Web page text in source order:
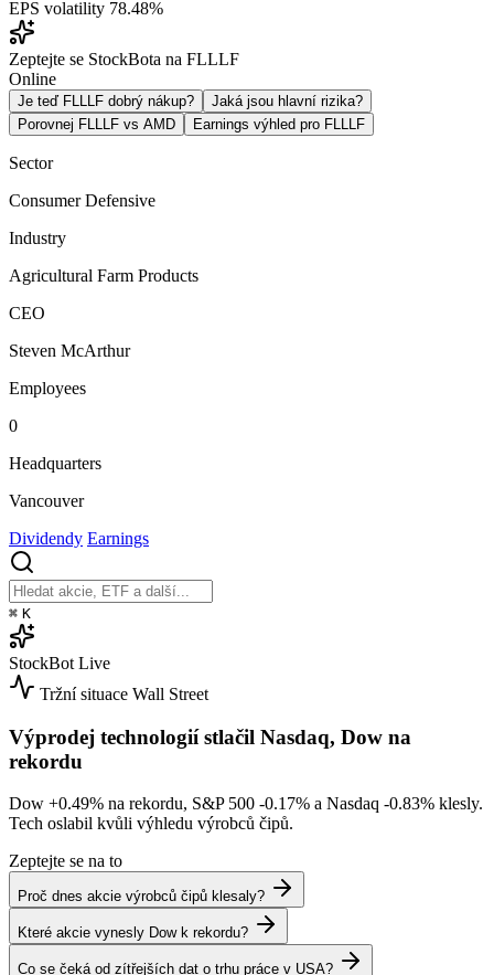
EPS volatility 78.48%
Zeptejte se StockBota na FLLLF
Online
Je teď FLLLF dobrý nákup?
Jaká jsou hlavní rizika?
Porovnej FLLLF vs AMD
Earnings výhled pro FLLLF
Sector
Consumer Defensive
Industry
Agricultural Farm Products
CEO
Steven McArthur
Employees
0
Headquarters
Vancouver
Dividendy Earnings
⌘ K
StockBot Live
Tržní situace Wall Street
Výprodej technologií stlačil Nasdaq, Dow na
rekordu
Dow +0.49% na rekordu, S&P 500 -0.17% a Nasdaq -0.83% klesly.
Tech oslabil kvůli výhledu výrobců čipů.
Zeptejte se na to
Proč dnes akcie výrobců čipů klesaly?
Které akcie vynesly Dow k rekordu?
Co se čeká od zítřejších dat o trhu práce v USA?